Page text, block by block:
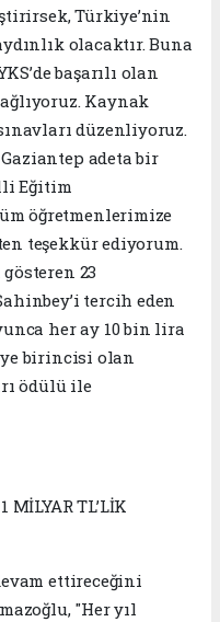
Türkiye’nin
olacaktır. Buna
başarılı olan
Kaynak
düzenliyoruz.
Gaziantep adeta bir
Eğitim
öğretmenlerimize
teşekkür ediyorum.
gösteren 23
tercih eden
her ay 10 bin lira
birincisi olan
ödülü ile
MİLYAR TL’LİK
ettireceğini
"Her yıl